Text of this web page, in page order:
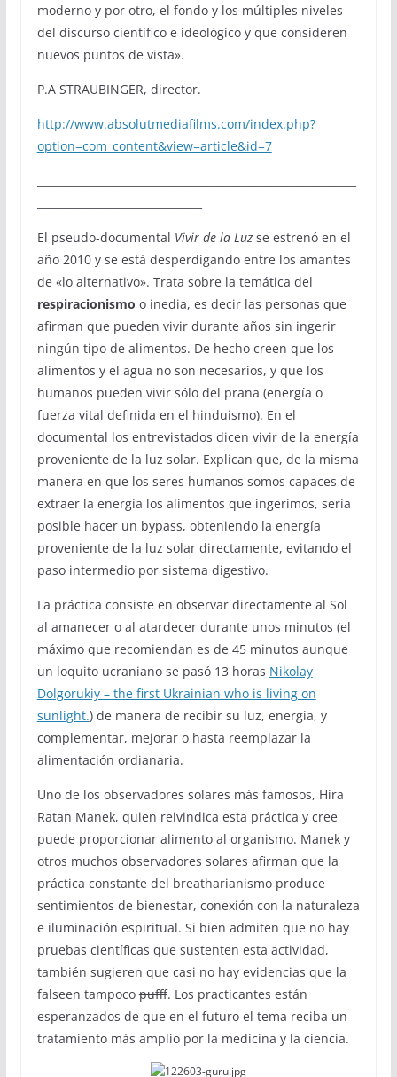
moderno y por otro, el fondo y los múltiples niveles
del discurso científico e ideológico y que consideren
nuevos puntos de vista».
P.A STRAUBINGER, director.
http://www.absolutmediafilms.com/index.php?
option=com_content&view=article&id=7
El pseudo-documental Vivir de la Luzse estrenó en el
año 2010 y se está desperdigando entre los amantes
de «lo alternativo». Trata sobre la temática del
respiracionismo o inedia, es decir las personas que
afirman que pueden vivir durante años sin ingerir
ningún tipo de alimentos. De hecho creen que los
alimentos y el agua no son necesarios, y que los
humanos pueden vivir sólo del prana (energía o
fuerza vital definida en el hinduismo). En el
documental los entrevistados dicen vivir de la energía
proveniente de la luz solar. Explican que, de la misma
manera en que los seres humanos somos capaces de
extraer la energía los alimentos que ingerimos, sería
posible hacer un bypass, obteniendo la energía
proveniente de la luz solar directamente, evitando el
paso intermedio por sistema digestivo.
La práctica consiste en observar directamente al Sol
al amanecer o al atardecer durante unos minutos (el
máximo que recomiendan es de 45 minutos aunque
un loquito ucraniano se pasó 13 horas Nikolay
Dolgorukiy – the first Ukrainian who is living on
sunlight.) de manera de recibir su luz, energía, y
complementar, mejorar o hasta reemplazar la
alimentación ordianaria.
Uno de los observadores solares más famosos, Hira
Ratan Manek, quien reivindica esta práctica y cree
puede proporcionar alimento al organismo. Manek y
otros muchos observadores solares afirman que la
práctica constante del breatharianismo produce
sentimientos de bienestar, conexión con la naturaleza
e iluminación espiritual. Si bien admiten que no hay
pruebas científicas que sustenten esta actividad,
también sugieren que casi no hay evidencias que la
falseen tampocopufff. Los practicantes están
esperanzados de que en el futuro el tema reciba un
tratamiento más amplio por la medicina y la ciencia.